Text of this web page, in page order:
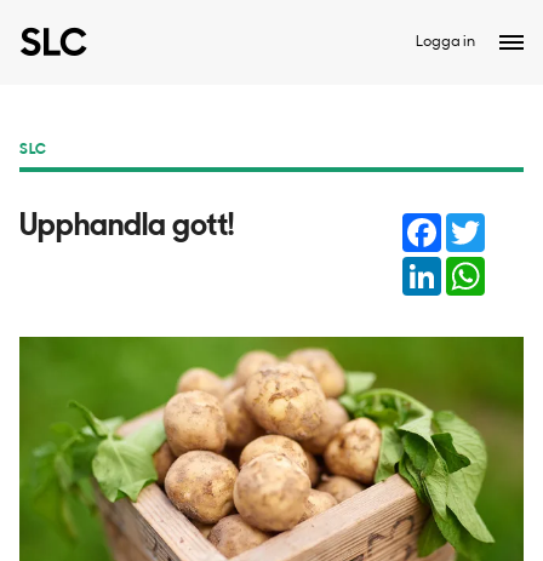
Logga in
SLC
Upphandla gott! Facebook
LinkedIn